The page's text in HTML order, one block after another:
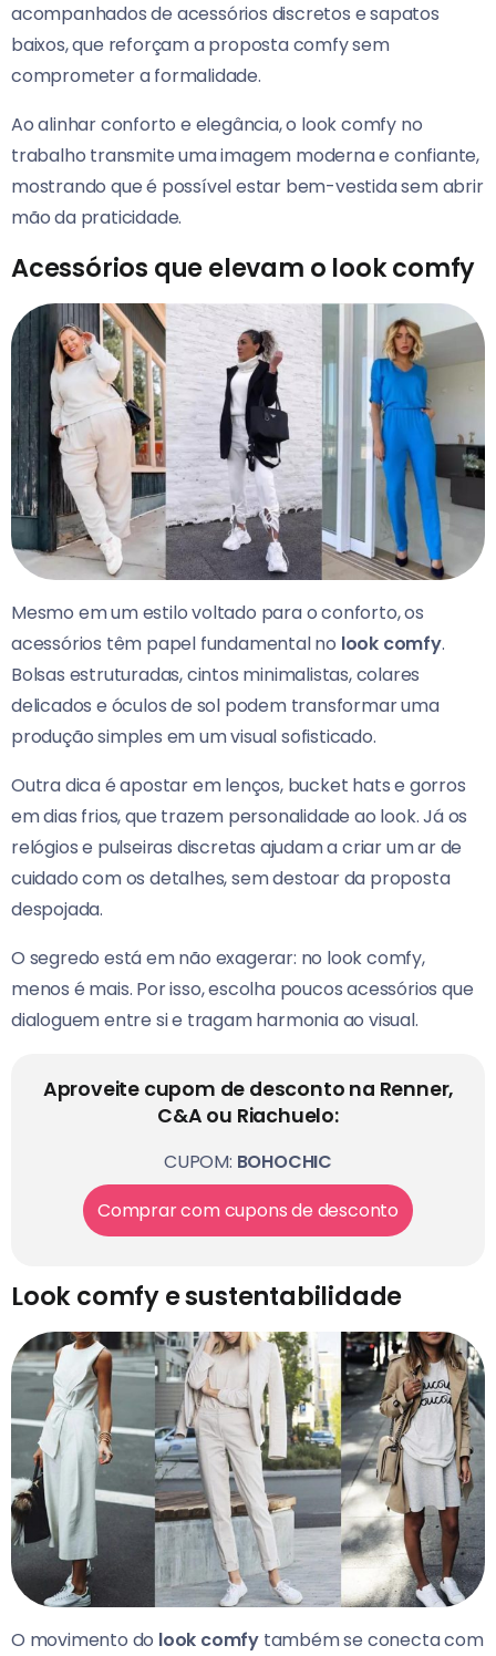
acompanhados de acessórios discretos e sapatos
baixos, que reforçam a proposta comfy sem
comprometer a formalidade.
Ao alinhar conforto e elegância, o look comfy no
trabalho transmite uma imagem moderna e confiante,
mostrando que é possível estar bem-vestida sem abrir
mão da praticidade.
Acessórios que elevam o look comfy
Mesmo em um estilo voltado para o conforto, os
acessórios têm papel fundamental no look comfy.
Bolsas estruturadas, cintos minimalistas, colares
delicados e óculos de sol podem transformar uma
produção simples em um visual sofisticado.
Outra dica é apostar em lenços, bucket hats e gorros
em dias frios, que trazem personalidade ao look. Já os
relógios e pulseiras discretas ajudam a criar um ar de
cuidado com os detalhes, sem destoar da proposta
despojada.
O segredo está em não exagerar: no look comfy,
menos é mais. Por isso, escolha poucos acessórios que
dialoguem entre si e tragam harmonia ao visual.
Aproveite cupom de desconto na Renner,
C&A ou Riachuelo:
CUPOM: BOHOCHIC
Comprar com cupons de desconto
Look comfy e sustentabilidade
O movimento do look comfy também se conecta com